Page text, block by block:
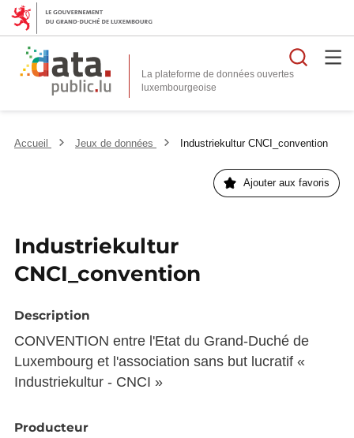
La plateforme de données ouvertes
Accueil Jeux de données Industriekultur CNCI_convention
Ajouter aux favoris
Industriekultur
CNCI_convention
Description
CONVENTION entre l'Etat du Grand-Duché de
Luxembourg et l'association sans but lucratif «
Industriekultur - CNCI »
Producteur